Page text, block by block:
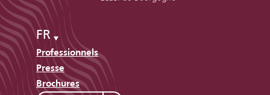
FR
Professionnels
Presse
Brochures